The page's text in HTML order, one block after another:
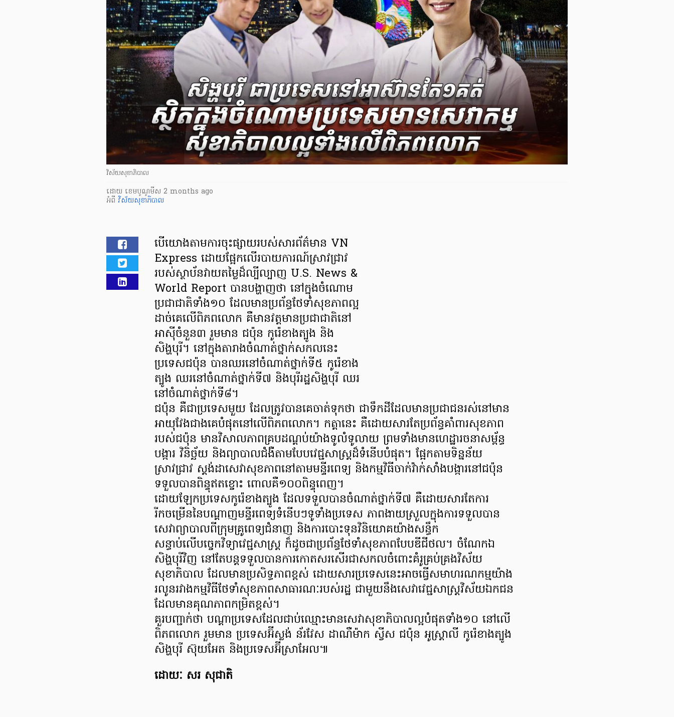
វិស័យសុខាភិបាល
ដោយ ​ ខេមបូណូមីស 2 months ago
អំពី វិស័យសុខាភិបាល
បើយោងតាមការចុះផ្សាយរបស់សារព័ត៌មាន VN
Express ដោយផ្អែកលើរបាយការណ៍ស្រាវជ្រាវ
របស់ស្ថាប័នវាយតម្លៃដ៏ល្បីល្បាញ U.S. News &
World Report បានបង្ហាញថា នៅក្នុងចំណោម
ប្រជាជាតិទាំង១០ ដែលមានប្រព័ន្ធថែទាំសុខភាពល្អ
ដាច់គេលើពិភពលោក គឺមានវត្តមានប្រជាជាតិនៅ
អាស៊ីចំនួន៣ រួមមាន ជប៉ុន កូរ៉េខាងត្បូង និង
សិង្ហបុរី។ នៅក្នុងតារាងចំណាត់ថ្នាក់សកលនេះ
ប្រទេសជប៉ុន បានឈរនៅចំណាត់ថ្នាក់ទី៥ កូរ៉េខាង
ត្បូង ឈរនៅចំណាត់ថ្នាក់ទី៧ និងបុរីរដ្ឋសិង្ហបុរី ឈរ
នៅចំណាត់ថ្នាក់ទី៨។
ជប៉ុន គឺជាប្រទេសមួយ ដែលត្រូវបានគេចាត់ទុកថា ជាទឹកដីដែលមានប្រជាជនរស់នៅមាន
អាយុវែងជាងគេបំផុតនៅលើពិភពលោក។ កត្តានេះ គឺដោយសារតែប្រព័ន្ធគាំពារសុខភាព
របស់ជប៉ុន មានវិសាលភាពគ្របដណ្តប់យ៉ាងទូលំទូលាយ ព្រមទាំងមានហេដ្ឋារចនាសម្ព័ន្ធ
បង្ការ វិនិច្ឆ័យ និងព្យាបាលជំងឺតាមបែបវេជ្ជសាស្ត្រដ៏ទំនើបបំផុត។ ផ្អែកតាមទិន្នន័យ
ស្រាវជ្រាវ ស្តង់ដាសេវាសុខភាពនៅតាមមន្ទីរពេទ្យ និងកម្មវិធីចាក់វ៉ាក់សាំងបង្ការនៅជប៉ុន
ទទួលបានពិន្ទុឥតខ្ចោះ ពោលគឺ១០០ពិន្ទុពេញ។
ដោយឡែកប្រទេសកូរ៉េខាងត្បូង ដែលទទួលបានចំណាត់ថ្នាក់ទី៧ គឺដោយសារតែការ
រីកចម្រើននៃបណ្តាញមន្ទីរពេទ្យទំនើបៗទូទាំងប្រទេស ភាពងាយស្រួលក្នុងការទទួលបាន
សេវាព្យាបាលពីក្រុមគ្រូពេទ្យជំនាញ និងការបោះទុនវិនិយោគយ៉ាងសន្ធឹក
សន្ធាប់លើបច្ចេកវិទ្យាវេជ្ជសាស្ត្រ ក៏ដូចជាប្រព័ន្ធថែទាំសុខភាពបែបឌីជីថល។ ចំណែកឯ
សិង្ហបុរីវិញ នៅតែបន្តទទួលបានការកោតសរសើរជាសកលចំពោះគំរូគ្រប់គ្រងវិស័យ
សុខាភិបាល ដែលមានប្រសិទ្ធភាពខ្ពស់ ដោយសារប្រទេសនេះអាចធ្វើសមាហរណកម្មយ៉ាង
រលូនរវាងកម្មវិធីថែទាំសុខភាពសាធារណៈរបស់រដ្ឋ ជាមួយនឹងសេវាវេជ្ជសាស្ត្រវិស័យឯកជន
ដែលមានគុណភាពកម្រិតខ្ពស់។
គួរបញ្ជាក់ថា បណ្តាប្រទេសដែលជាប់ឈ្មោះមានសេវាសុខាភិបាលល្អបំផុតទាំង១០ នៅលើ
ពិភពលោក រួមមាន ប្រទេសអ៊ីស្លង់ ន័រវែស ដាណឺម៉ាក ស្វីស ជប៉ុន អូស្ត្រាលី កូរ៉េខាងត្បូង
សិង្ហបុរី ស៊ុយអែត និងប្រទេសអ៊ីស្រាអែល៕
ដោយៈ សរ សុជាតិ